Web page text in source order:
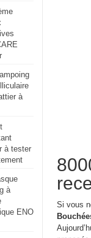
Si vous
à
à tester
à
ENO